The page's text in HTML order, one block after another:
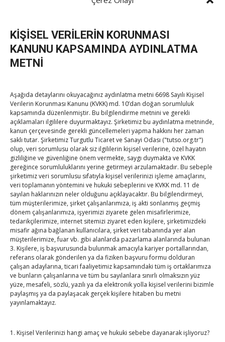
KİŞİSEL VERİLERİN KORUNMASI
KANUNU KAPSAMINDA AYDINLATMA
METNİ
Aşağıda detaylarını okuyacağınız aydınlatma metni 6698 Sayılı Kişisel
Verilerin Korunması Kanunu (KVKK) md. 10’dan doğan sorumluluk
kapsamında düzenlenmiştir. Bu bilgilendirme metnini ve gerekli
açıklamaları ilgililere duyurmaktayız. Şirketimiz bu aydınlatma metninde,
kanun çerçevesinde gerekli güncellemeleri yapma hakkını her zaman
saklı tutar. Şirketimiz Turgutlu Ticaret ve Sanayi Odası ("tutso.org.tr")
olup, veri sorumlusu olarak siz ilgililerin kişisel verilerine, özel hayatın
gizliliğine ve güvenliğine önem vermekte, saygı duymakta ve KVKK
gereğince sorumluluklarını yerine getirmeyi arzulamaktadır. Bu sebeple
şirketimiz veri sorumlusu sıfatıyla kişisel verilerinizi işleme amaçlarını,
veri toplamanın yöntemini ve hukuki sebeplerini ve KVKK md. 11 de
sayılan haklarınızın neler olduğunu açıklayacaktır. Bu bilgilendirmeyi,
tüm müşterilerimize, şirket çalışanlarımıza, iş akti sonlanmış geçmiş
dönem çalışanlarımıza, işyerimizi ziyarete gelen misafirlerimize,
tedarikçilerimize, internet sitemizi ziyaret eden kişilere, şirketimizdeki
misafir ağına bağlanan kullanıcılara, şirket veri tabanında yer alan
müşterilerimize, fuar vb. gibi alanlarda pazarlama alanlarında bulunan
3. Kişilere, iş başvurusunda bulunmak amacıyla kariyer portallarından,
referans olarak gönderilen ya da fiziken başvuru formu dolduran
çalışan adaylarına, ticari faaliyetimiz kapsamındaki tüm iş ortaklarımıza
ve bunların çalışanlarına ve tüm bu sayılanlara sınırlı olmaksızın yüz
yüze, mesafeli, sözlü, yazılı ya da elektronik yolla kişisel verilerini bizimle
paylaşmış ya da paylaşacak gerçek kişilere hitaben bu metni
yayınlamaktayız.
1. Kişisel Verilerinizi hangi amaç ve hukuki sebebe dayanarak işliyoruz?
Post Views: 200
Post
navigation
Anadolu Lisesi’ni ziyaret etti
Girişimciler ve girişimci adayları İzmir’de buluştu→
TOBB Son Yazılar
Kahramanmaraş Ticaret ve Sanayi Odası’nın yeni
binası hizmete açıldı
ByTUTSOon Ağu 5, 2026
Diren ailesine taziye ziyareti
ByTUTSOon Ağu 4, 2026
ByTUTSOon Ağu 4, 2026